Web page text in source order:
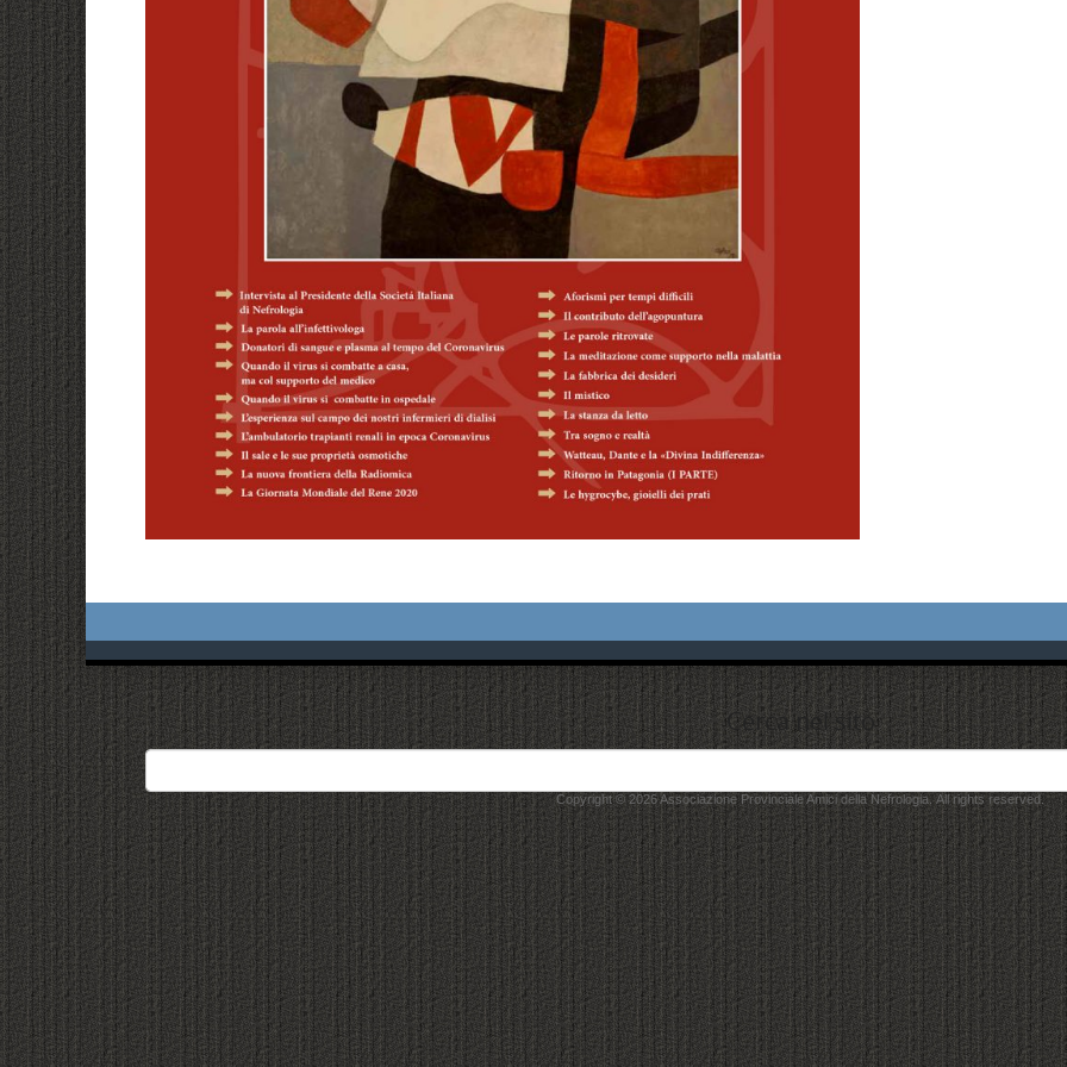
Cerca nel sito
Search
Copyright © 2026 Associazione Provinciale Amici della Nefrologia. All rights reserved.